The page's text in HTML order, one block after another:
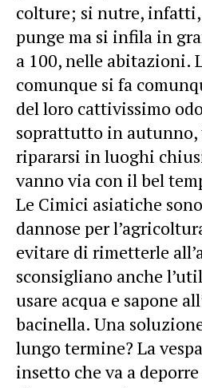
colture; si nutre,
punge ma si infila in
a 100, nelle abitazioni.
comunque si fa
del loro cattivissimo
soprattutto in autunno,
ripararsi in luoghi
vanno via con il bel
Le Cimici asiatiche
dannose per
evitare di rimetterle
sconsigliano anche
usare acqua e sapone
bacinella. Una
lungo termine? La
insetto che va a